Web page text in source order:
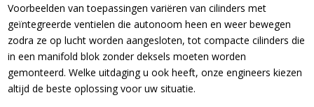
Voorbeelden van toepassingen variëren van cilinders met
geïntegreerde ventielen die autonoom heen en weer bewegen
zodra ze op lucht worden aangesloten, tot compacte cilinders die
in een manifold blok zonder deksels moeten worden
gemonteerd. Welke uitdaging u ook heeft, onze engineers kiezen
altijd de beste oplossing voor uw situatie.